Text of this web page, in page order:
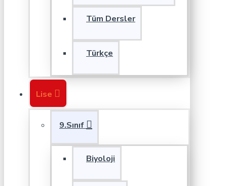
Tüm Dersler
Türkçe
Lise
9.Sınıf
Biyoloji